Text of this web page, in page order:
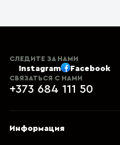
СЛЕДИТЕ ЗА НАМИ
Instagram Facebook
СВЯЗАТЬСЯ С НАМИ
+373 684 111 50
Информация